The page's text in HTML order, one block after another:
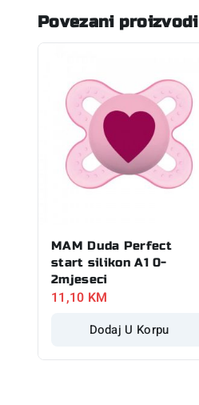
Povezani proizvodi
MAM Duda Perfect
start silikon A1 0-
2mjeseci
11,10 KM
Dodaj U Korpu